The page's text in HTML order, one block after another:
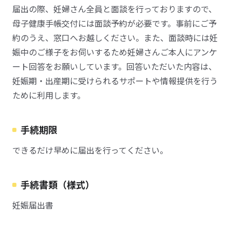
届出の際、妊婦さん全員と面談を行っておりますので、
母子健康手帳交付には面談予約が必要です。事前にご予
約のうえ、窓口へお越しください。また、面談時には妊
娠中のご様子をお伺いするため妊婦さんご本人にアンケ
ート回答をお願いしています。回答いただいた内容は、
妊娠期・出産期に受けられるサポートや情報提供を行う
ために利用します。
手続期限
できるだけ早めに届出を行ってください。
手続書類（様式）
妊娠届出書